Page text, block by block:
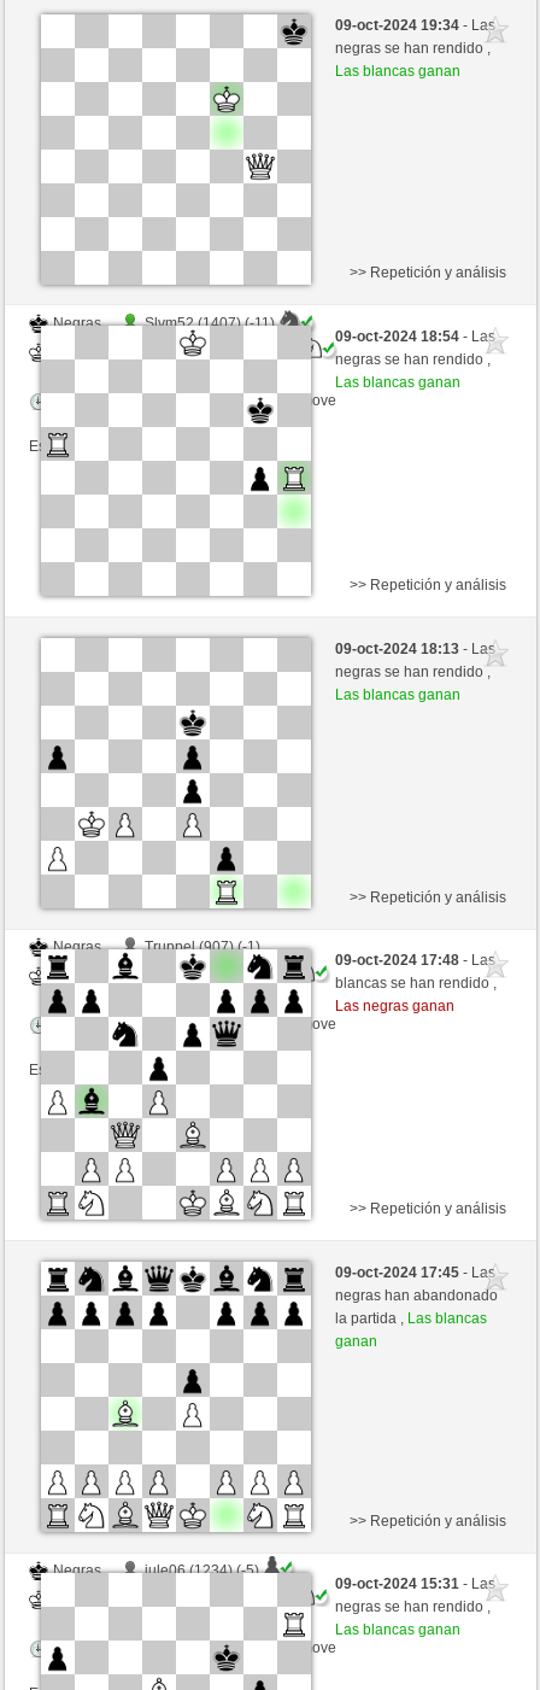
Negras
torrevzla (1185) (+30)
westhorse (1537) (-28)
Tiempo: 20 minutes/side + 8 seconds/move
09-oct-2024 19:34- Las
negras se han rendido ,
Las blancas ganan
Negras
Slvm52 (1407) (-11)
westhorse (1526) (+11)
Tiempo: 20 minutes/side + 8 seconds/move
Esta partida es por puntos
>> Repetición y análisis
09-oct-2024 18:54- Las
negras se han rendido ,
Las blancas ganan
Negras
Anonymous (1139) (-3)
Tiempo: 20 minutes/side + 8 seconds/move
Esta partida es por puntos
>> Repetición y análisis
09-oct-2024 18:13- Las
negras se han rendido ,
Las blancas ganan
Negras
Truppel (907) (-1)
Blancas
westhorse (1522) (+1)
Tiempo: 20 minutes/side + 8 seconds/move
Esta partida es por puntos
>> Repetición y análisis
09-oct-2024 17:48- Las
blancas se han rendido ,
Las negras ganan
Negras
g4d5b2d4 (1289) (+26)
Blancas
westhorse (1548) (-26)
Tiempo: 20 minutes/side + 8 seconds/move
Esta partida es por puntos
>> Repetición y análisis
09-oct-2024 17:45- Las
negras han abandonado
la partida , Las blancas
ganan
Negras
jule06 (1234) (-5)
Tiempo: 20 minutes/side + 8 seconds/move
>> Repetición y análisis
09-oct-2024 15:31- Las
negras se han rendido ,
Las blancas ganan